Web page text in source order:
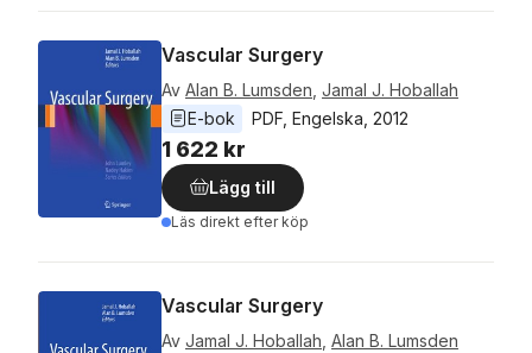
Vascular Surgery
Av Alan B. Lumsden Jamal J. Hoballah
E-bok
PDF Engelska 2012
1 622 kr
Lägg till
Läs direkt efter köp
Vascular Surgery
Av Jamal J. Hoballah Alan B. Lumsden